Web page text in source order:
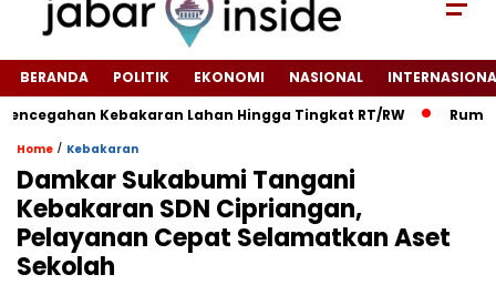
BERANDA POLITIK EKONOMI NASIONAL
Kebakaran Lahan Hingga Tingkat RT/RW‎
‎Rumah
Home / Kebakaran
Damkar Sukabumi Tangani
Kebakaran SDN Cipriangan,
Pelayanan Cepat Selamatkan Aset
Sekolah